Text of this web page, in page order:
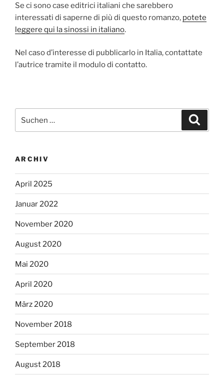
Se ci sono case editrici italiani che sarebbero
interessati di saperne di più di questo romanzo, potete
leggere qui la sinossi in italiano.
Nel caso d’interesse di pubblicarlo in Italia, contattate
l’autrice tramite il modulo di contatto.
nach:
ARCHIV
April 2025
Januar 2022
November 2020
August 2020
Mai 2020
April 2020
März 2020
November 2018
September 2018
August 2018